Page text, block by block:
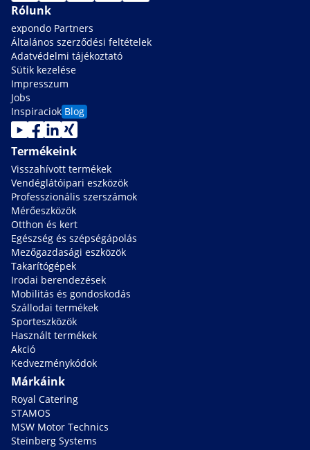
Rólunk
expondo Partners
Általános szerződési feltételek
Adatvédelmi tájékoztató
Sütik kezelése
Impresszum
Jobs
Inspiraciok Blog
Termékeink
Visszahívott termékek
Vendéglátóipari eszközök
Professzionális szerszámok
Mérőeszközök
Otthon és kert
Egészség és szépségápolás
Mezőgazdasági eszközök
Takarítógépek
Irodai berendezések
Mobilitás és gondoskodás
Szállodai termékek
Sporteszközök
Használt termékek
Akció
Kedvezménykódok
Márkáink
Royal Catering
STAMOS
MSW Motor Technics
Steinberg Systems